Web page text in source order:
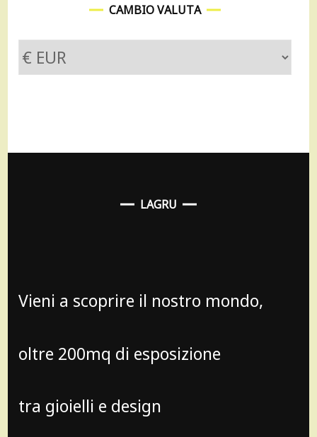
CAMBIO VALUTA
LAGRU
Vieni a scoprire il nostro mondo,
oltre 200mq di esposizione
tra gioielli e design